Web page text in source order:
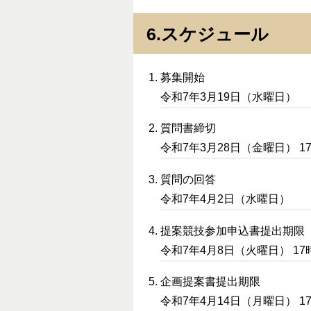
6.スケジュール
募集開始
令和7年3月19日（水曜日）
質問書締切
令和7年3月28日（金曜日）
質問の回答
令和7年4月2日（水曜日）
提案競技参加申込書提出期限
令和7年4月8日（火曜日） 17
企画提案書提出期限
令和7年4月14日（月曜日）